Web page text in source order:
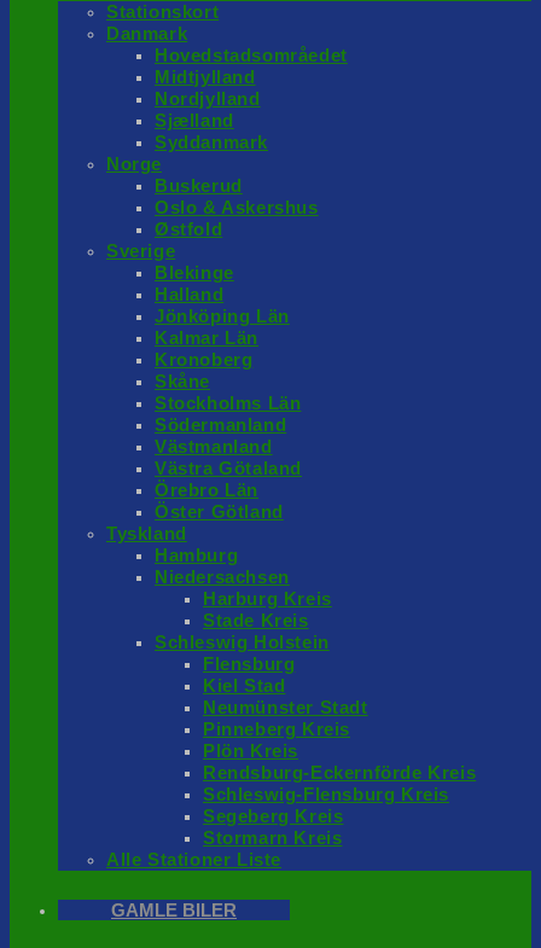
Stationskort
Danmark
Hovedstadsområedet
Midtjylland
Nordjylland
Sjælland
Syddanmark
Norge
Buskerud
Oslo & Askershus
Østfold
Sverige
Blekinge
Halland
Jönköping Län
Kalmar Län
Kronoberg
Skåne
Stockholms Län
Södermanland
Västmanland
Västra Götaland
Örebro Län
Öster Götland
Tyskland
Hamburg
Niedersachsen
Harburg Kreis
Stade Kreis
Schleswig Holstein
Flensburg
Kiel Stad
Neumünster Stadt
Pinneberg Kreis
Plön Kreis
Rendsburg-Eckernförde Kreis
Schleswig-Flensburg Kreis
Segeberg Kreis
Stormarn Kreis
Alle Stationer Liste
GAMLE BILER